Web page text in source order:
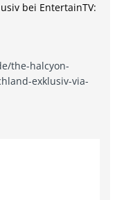
bei EntertainTV:
the-halcyon-
exklusiv-via-